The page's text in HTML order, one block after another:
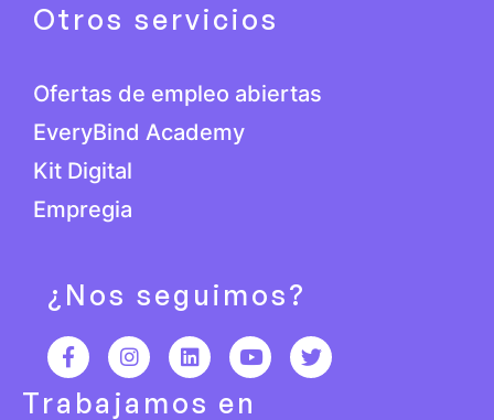
Otros servicios
Ofertas de empleo abiertas
EveryBind Academy
Kit Digital
Empregia
¿Nos seguimos?
Trabajamos en